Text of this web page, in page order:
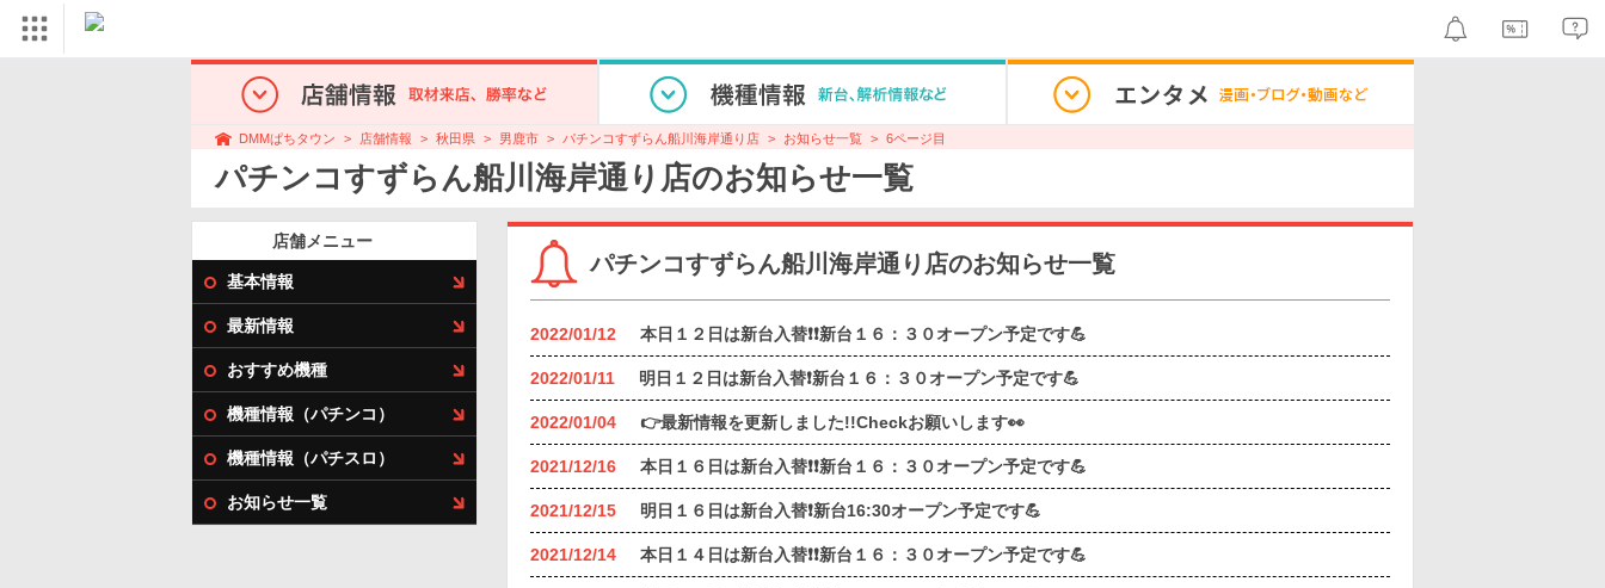
DMMぱちタウン 店舗情報 秋田県 男鹿市 パチンコすずらん船川海岸通り店 お知らせ一覧 6ページ目
パチンコすずらん船川海岸通り店のお知らせ一覧
店舗メニュー
基本情報
最新情報
おすすめ機種
機種情報（パチンコ）
機種情報（パチスロ）
お知らせ一覧
パチンコすずらん船川海岸通り店のお知らせ一覧
2022/01/12 本日１２日は新台入替❗❗新台１６：３０オープン予定です💪
2022/01/11 明日１２日は新台入替❗新台１６：３０オープン予定です💪
2022/01/04 👉最新情報を更新しました!!Checkお願いします👀
2021/12/16 本日１６日は新台入替❗❗新台１６：３０オープン予定です💪
2021/12/15 明日１６日は新台入替❗新台16:30オープン予定です💪
2021/12/14 本日１４日は新台入替❗❗新台１６：３０オープン予定です💪